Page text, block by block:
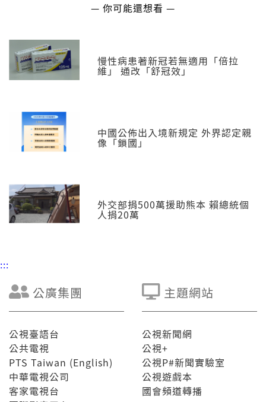
— 你可能還想看 —
慢性病患著新冠若無適用「倍拉
維」 通改「舒冠效」
中國公佈出入境新規定 外界認定親
像「鎖國」
外交部捐500萬援助熊本 賴總統個
人捐20萬
:::
公廣集團
公視臺語台
公共電視
PTS Taiwan (English)
中華電視公司
客家電視台
主題網站
公視新聞網
公視+
公視P#新聞實驗室
公視遊戲本
國會頻道轉播